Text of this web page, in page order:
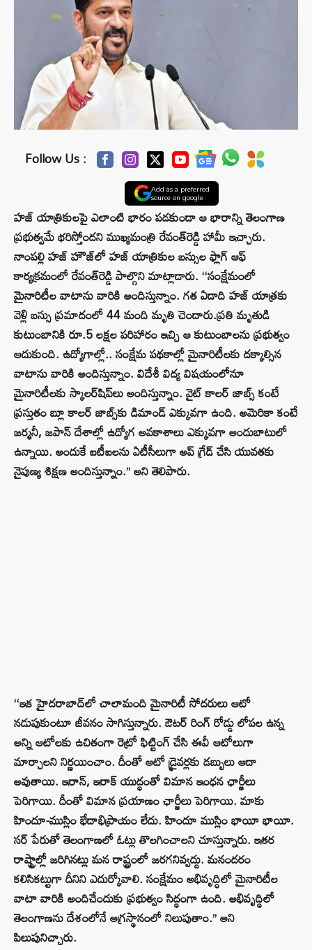
Follow Us :
Add as a preferred
source on google
హజ్ యాత్రికులపై ఎలాంటి భారం పడకుండా ఆ భారాన్ని తెలంగాణ
ప్రభుత్వమే భరిస్తోందని ముఖ్యమంత్రి రేవంత్‌రెడ్డి హామీ ఇచ్చారు.
నాంపల్లి హజ్ హౌజ్‌లో హజ్ యాత్రికుల బస్సుల ఫ్లాగ్ ఆఫ్
కార్యక్రమంలో రేవంత్‌రెడ్డి పాల్గొని మాట్లాడారు. ‘‘సంక్షేమంలో
మైనారిటీల వాటాను వారికి అందిస్తున్నాం. గత ఏడాది హజ్ యాత్రకు
వెళ్లి బస్సు ప్రమాదంలో 44 మంది మృతి చెందారు.ప్రతి మృతుడి
కుటుంబానికి రూ.5 లక్షల పరిహారం ఇచ్చి ఆ కుటుంబాలను ప్రభుత్వం
ఆదుకుంది. ఉద్యోగాల్లో.. సంక్షేమ పథకాల్లో మైనారిటీలకు దక్కాల్సిన
వాటాను వారికి అందిస్తున్నాం. విదేశీ విద్య విషయంలోనూ
మైనారిటీలకు స్కాలర్‌షిప్‌లు అందిస్తున్నాం. వైట్ కాలర్ జాబ్స్ కంటే
ప్రస్తుతం బ్లూ కాలర్ జాబ్స్‌కు డిమాండ్ ఎక్కువగా ఉంది. అమెరికా కంటే
జర్మనీ, జపాన్ దేశాల్లో ఉద్యోగ అవకాశాలు ఎక్కువగా అందుబాటులో
ఉన్నాయి. అందుకే ఐటీఐలను ఏటీసీలుగా అప్ గ్రేడ్ చేసి యువతకు
నైపుణ్య శిక్షణ అందిస్తున్నాం.’’ అని తెలిపారు.
‘‘ఇక హైదరాబాద్‌లో చాలామంది మైనారిటీ సోదరులు ఆటో
నడుపుకుంటూ జీవనం సాగిస్తున్నారు. ఔటర్ రింగ్ రోడ్డు లోపల ఉన్న
అన్ని ఆటోలకు ఉచితంగా రెట్రో ఫిట్టింగ్ చేసి ఈవీ ఆటోలుగా
మార్చాలని నిర్ణయించాం. దీంతో ఆటో డ్రైవర్లకు డబ్బులు ఆదా
అవుతాయి. ఇరాన్, ఇరాక్ యుద్ధంతో విమాన ఇంధన ఛార్జీలు
పెరిగాయి. దీంతో విమాన ప్రయాణం ఛార్జీలు పెరిగాయి. మాకు
హిందూ-ముస్లిం భేదాభిప్రాయం లేదు. హిందూ ముస్లిం భాయీ భాయీ.
సర్ పేరుతో తెలంగాణలో ఓట్లు తొలగించాలని చూస్తున్నారు. ఇతర
రాష్ట్రాల్లో జరిగినట్లు మన రాష్ట్రంలో జరగనివ్వద్దు. మనందరం
కలిసికట్టుగా దీనిని ఎదుర్కోవాలి. సంక్షేమం అభివృద్ధిలో మైనారిటీల
వాటా వారికి అందిచేందుకు ప్రభుత్వం సిద్ధంగా ఉంది. అభివృద్ధిలో
తెలంగాణను దేశంలోనే అగ్రస్థానంలో నిలుపుతాం.’’ అని
పిలుపునిచ్చారు.